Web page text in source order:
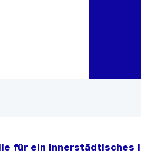
für ein innerstädtisches